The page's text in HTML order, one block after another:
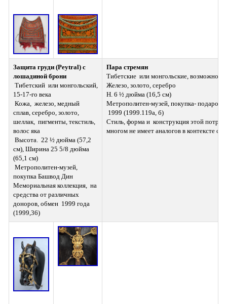
Защита груди (Peytral) с
лошадиной брони
15-17-го века
сплав, серебро, золото,
шеллак,  пигменты, текстиль,
волос яка
см), Ширина 25 5/8 дюйма
(65,1 см)
покупка Башвод Дин
Мемориальная коллекция,  на
средства от различных
доноров, обмен  1999 года
(1999,36)
Пара стремян
Тибетские  или монгольские, возможно,
Железо, золото, серебро
H. 6 ½ дюйма (16,5 см)
Метрополитен-музей, покупка- подарок
1999 (1999.119a, б)
Стиль, форма и  конструкция этой
многом не имеет аналогов в контексте